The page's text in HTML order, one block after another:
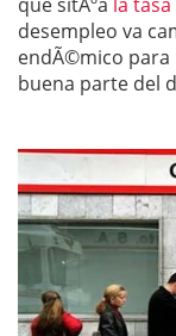
desempleo va
endÃ©mico para
buena parte del